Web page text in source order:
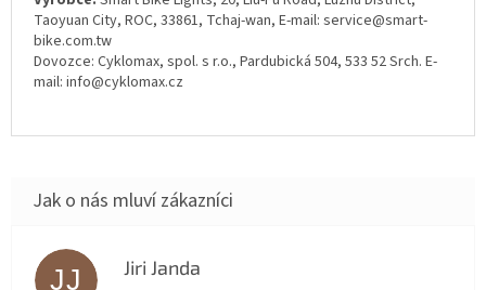
Taoyuan City, ROC, 33861, Tchaj-wan, E-mail: service@smart-
bike.com.tw
Dovozce: Cyklomax, spol. s r.o., Pardubická 504, 533 52 Srch. E-
mail: info@cyklomax.cz
JJ Jiri Janda